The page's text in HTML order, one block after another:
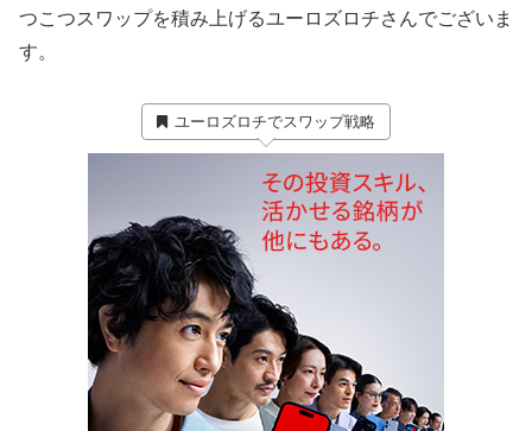
つこつスワップを積み上げるユーロズロチさんでございま
す。
ユーロズロチでスワップ戦略